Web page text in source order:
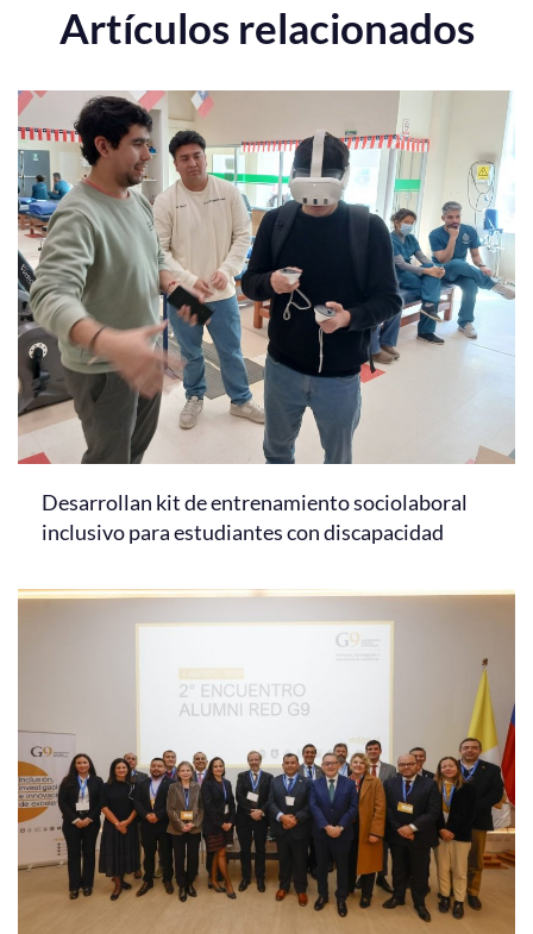
Artículos relacionados
Desarrollan kit de entrenamiento sociolaboral
inclusivo para estudiantes con discapacidad